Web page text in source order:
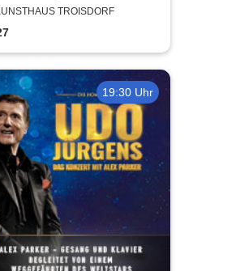
Rock in Concert
TROISDORF
19:30 Uhr